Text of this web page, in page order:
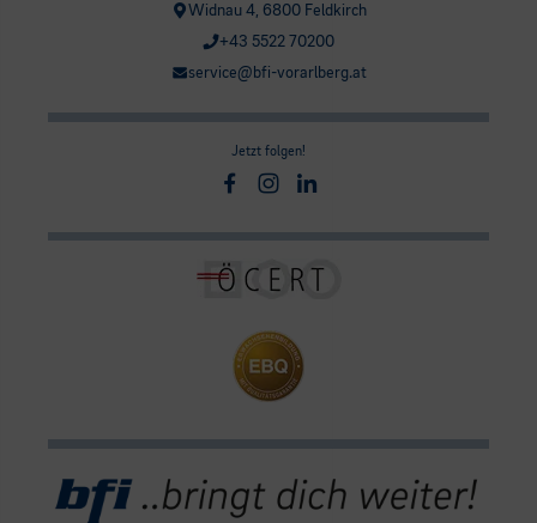
Widnau 4, 6800 Feldkirch
+43 5522 70200
service@bfi-vorarlberg.at
Jetzt folgen!
Facebook
Instagram
Linkedin